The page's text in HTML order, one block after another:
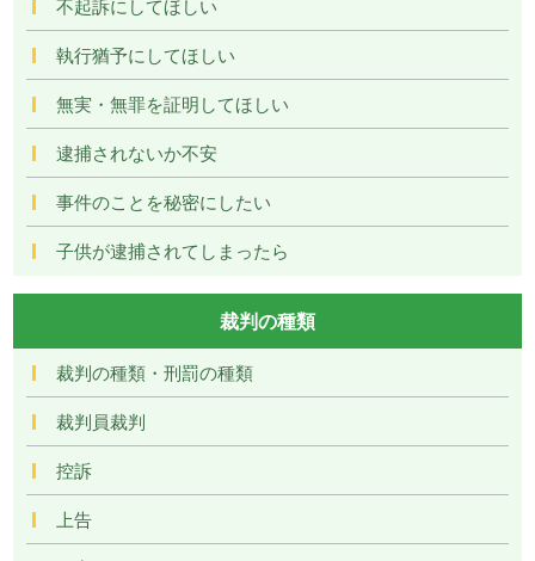
不起訴にしてほしい
執行猶予にしてほしい
無実・無罪を証明してほしい
逮捕されないか不安
事件のことを秘密にしたい
子供が逮捕されてしまったら
裁判の種類
裁判の種類・刑罰の種類
裁判員裁判
控訴
上告